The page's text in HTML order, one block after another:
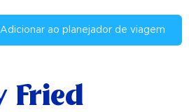
Adicionar ao planejador de viagem
Fried